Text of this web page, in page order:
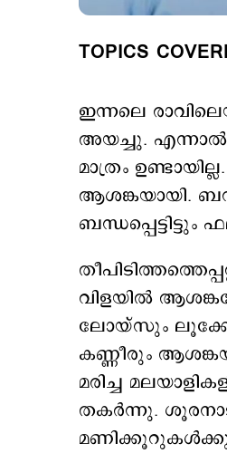
TOPICS
ഇന്നലെ
അയച്ചു.
മാത്രം
ആശങ്കയായി.
ബന്ധപ്പെട്ടിട്ടും
വിളയിൽ
ലോയ്സും
കണ്ണീരും
മരിച്ച
തകർന്നു. ശൂരനാട്
മണിക്കൂറുകൾക്കു